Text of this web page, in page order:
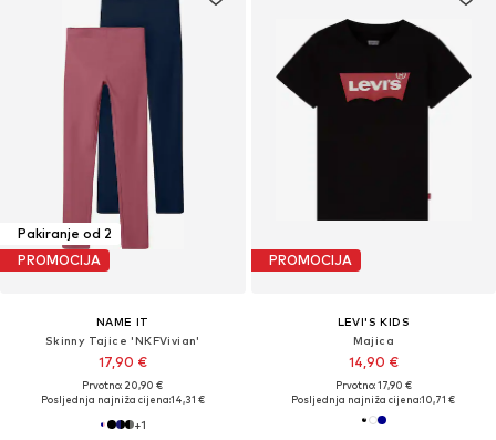
Pakiranje od 2
PROMOCIJA
NAME IT
Skinny Tajice 'NKFVivian'
17,90 €
Prvotno: 20,90 €
Posljednja najniža cijena:14,31 €
+1
PROMOCIJA
LEVI'S KIDS
Majica
14,90 €
Prvotno: 17,90 €
Posljednja najniža cijena:10,71 €